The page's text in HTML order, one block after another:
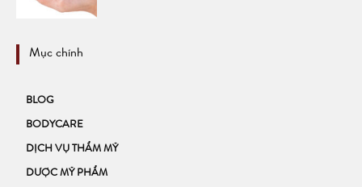
Mục chính
BLOG
BODYCARE
DỊCH VỤ THẨM MỸ
DƯỢC MỸ PHẨM